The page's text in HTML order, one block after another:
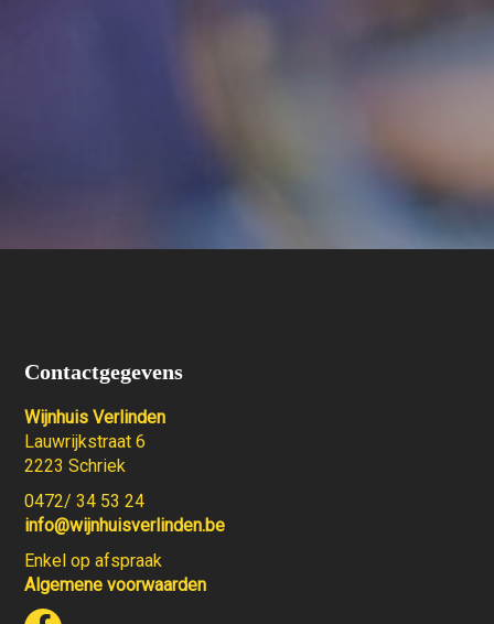
Contactgegevens
Wijnhuis Verlinden
Lauwrijkstraat 6
2223 Schriek
0472/ 34 53 24
info@wijnhuisverlinden.be
Enkel op afspraak
Algemene voorwaarden